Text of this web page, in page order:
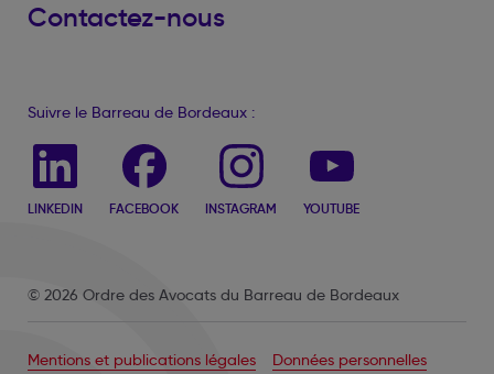
Contactez-nous
Suivre le Barreau de Bordeaux :
LINKEDIN FACEBOOK INSTAGRAM YOUTUBE
© 2026 Ordre des Avocats du Barreau de Bordeaux
Mentions et publications légales Données personnelles